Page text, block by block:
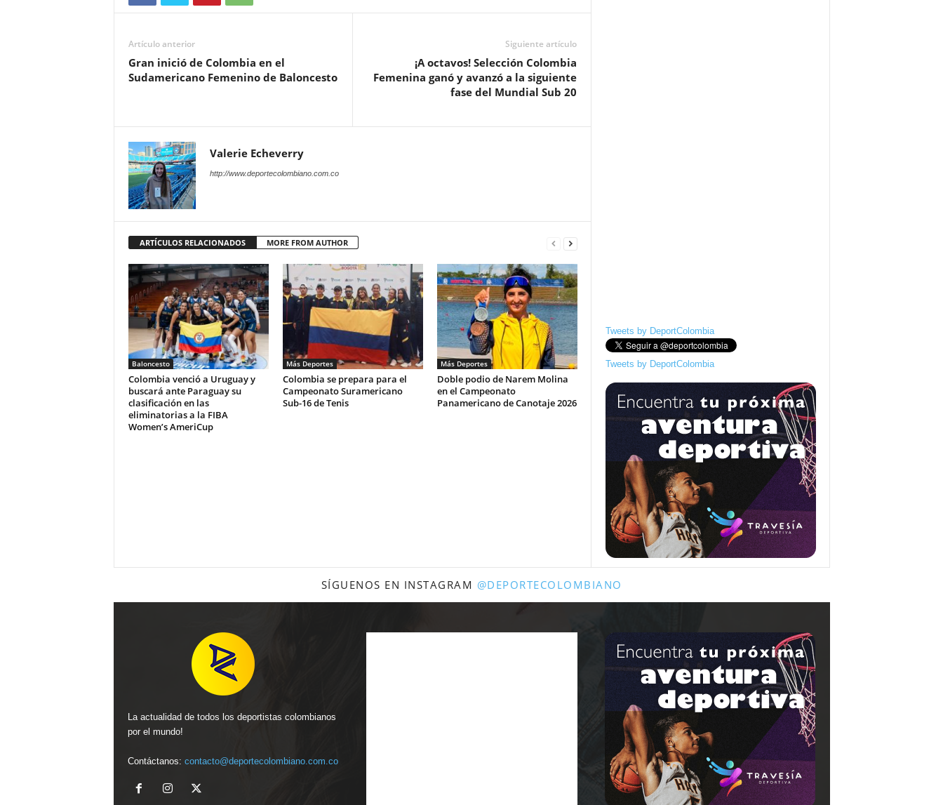
Artículo anterior
Gran inició de Colombia en el
Sudamericano Femenino de Baloncesto
Siguiente artículo
¡A octavos! Selección Colombia
Femenina ganó y avanzó a la siguiente
fase del Mundial Sub 20
Valerie Echeverry
http://www.deportecolombiano.com.co
ARTÍCULOS RELACIONADOS MORE FROM AUTHOR
Baloncesto
Colombia venció a Uruguay y
buscará ante Paraguay su
clasificación en las
eliminatorias a la FIBA
Women’s AmeriCup
Más Deportes
Colombia se prepara para el
Campeonato Suramericano
Sub-16 de Tenis
Más Deportes
Doble podio de Narem Molina
en el Campeonato
Panamericano de Canotaje 2026
Tweets by DeportColombia
Tweets by DeportColombia
SÍGUENOS EN INSTAGRAM @DEPORTECOLOMBIANO
La actualidad de todos los deportistas colombianos
por el mundo!
Contáctanos: contacto@deportecolombiano.com.co